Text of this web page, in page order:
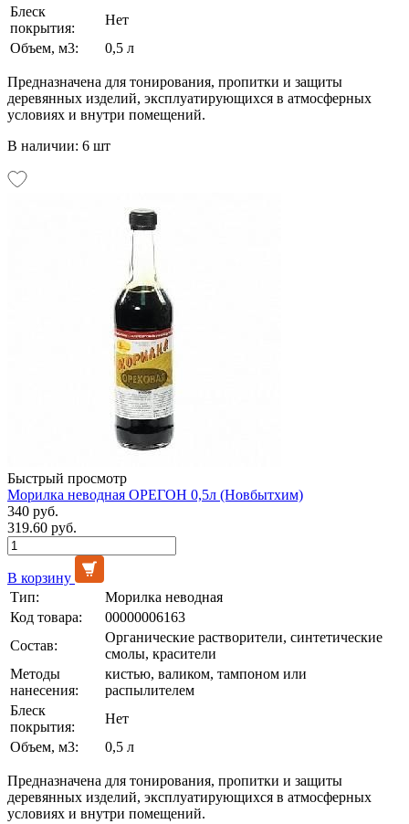
Блеск
покрытия:
Нет
Объем, м3:
0,5 л
Предназначена для тонирования, пропитки и защиты
деревянных изделий, эксплуатирующихся в атмосферных
условиях и внутри помещений.
В наличии: 6 шт
Быстрый просмотр
Морилка неводная ОРЕГОН 0,5л (Новбытхим)
340 руб.
319.60 руб.
В корзину
Тип:
Морилка неводная
Код товара:
00000006163
Состав:
Органические растворители, синтетические
смолы, красители
Методы
нанесения:
кистью, валиком, тампоном или
распылителем
Блеск
покрытия:
Нет
Объем, м3:
0,5 л
Предназначена для тонирования, пропитки и защиты
деревянных изделий, эксплуатирующихся в атмосферных
условиях и внутри помещений.